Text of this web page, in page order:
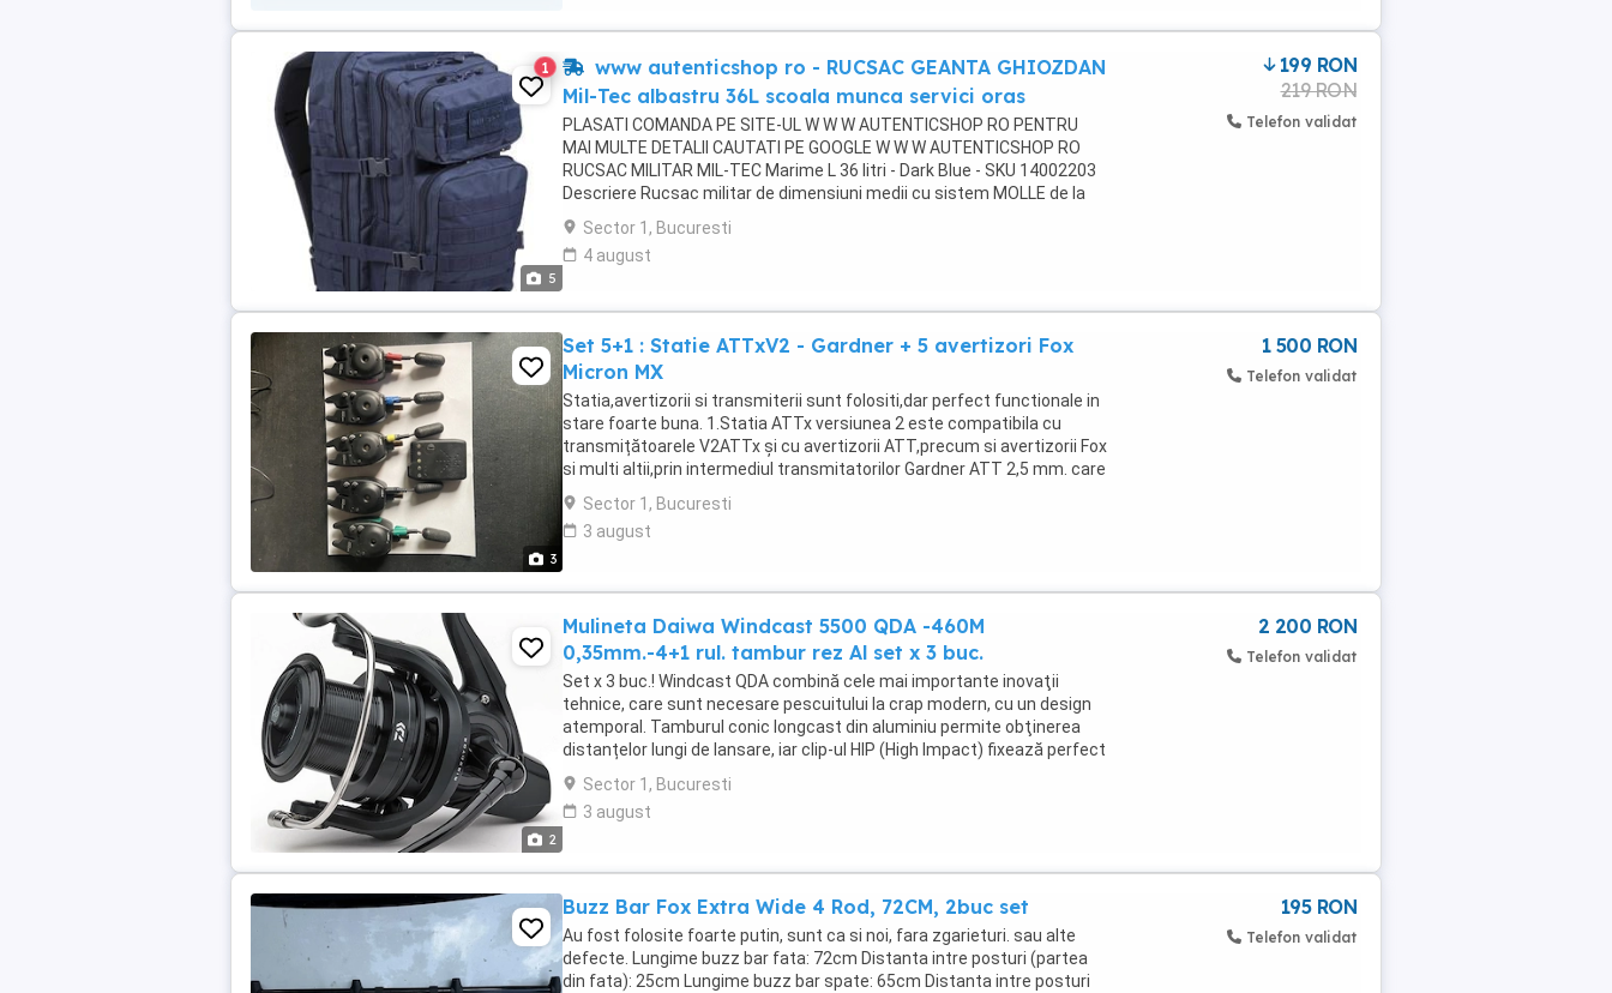
5
1
www autenticshop ro - RUCSAC GEANTA GHIOZDAN
Mil-Tec albastru 36L scoala munca servici oras
PLASATI COMANDA PE SITE-UL W W W AUTENTICSHOP RO PENTRU
MAI MULTE DETALII CAUTATI PE GOOGLE W W W AUTENTICSHOP RO
RUCSAC MILITAR MIL-TEC Marime L 36 litri - Dark Blue - SKU 14002203
Descriere Rucsac militar de dimensiuni medii cu sistem MOLLE de la
producătorul german Mil-Tec. Acest ...
Sector 1, Bucuresti
4 august
199 RON
219 RON
Telefon validat
3
Set 5+1 : Statie ATTxV2 - Gardner + 5 avertizori Fox
Micron MX
Statia,avertizorii si transmiterii sunt folositi,dar perfect functionale in
stare foarte buna. 1.Statia ATTx versiunea 2 este compatibila cu
transmițătoarele V2ATTx și cu avertizorii ATT,precum si avertizorii Fox
si multi altii,prin intermediul transmitatorilor Gardner ATT 2,5 mm. care
sunt inclusi,5 ...
Sector 1, Bucuresti
3 august
1 500 RON
Telefon validat
2
Mulineta Daiwa Windcast 5500 QDA -460M
0,35mm.-4+1 rul. tambur rez Al set x 3 buc.
Set x 3 buc.! Windcast QDA combină cele mai importante inovaţii
tehnice, care sunt necesare pescuitului la crap modern, cu un design
atemporal. Tamburul conic longcast din aluminiu permite obţinerea
distanțelor lungi de lansare, iar clip-ul HIP (High Impact) fixează perfect
firul. Frâna QD permite adaptarea ...
Sector 1, Bucuresti
3 august
2 200 RON
Telefon validat
Buzz Bar Fox Extra Wide 4 Rod, 72CM, 2buc set
Au fost folosite foarte putin, sunt ca si noi, fara zgarieturi. sau alte
defecte. Lungime buzz bar fata: 72cm Distanta intre posturi (partea
din fata): 25cm Lungime buzz bar spate: 65cm Distanta intre posturi
195 RON
Telefon validat